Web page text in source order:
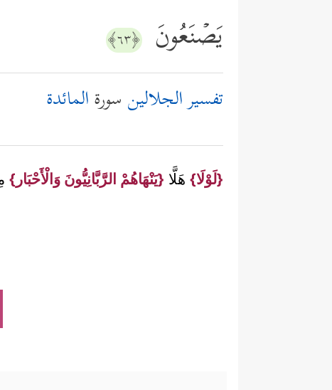
یَصۡنَعُونَ ﴿٦٣﴾
تفسير الجلالين سورةالمائدة
{لَوْلَا} هَلَّا {يَنْهَاهُمْ الرَّبَّانِيُّونَ وَالْأَحْبَار}